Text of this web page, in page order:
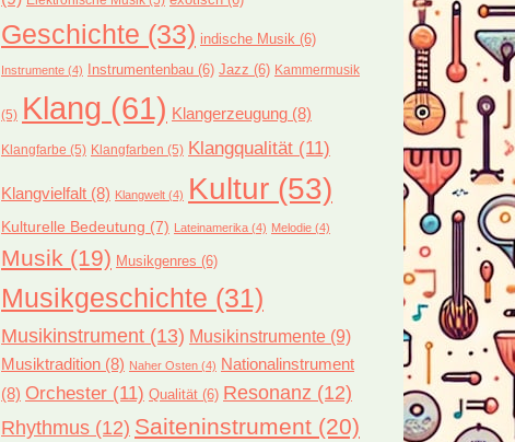
Geschichte (33) indische Musik (6)
Instrumente (4) Instrumentenbau (6) Jazz (6) Kammermusik
(5) Klang (61) Klangerzeugung (8)
Klangfarbe (5) Klangfarben (5) Klangqualität (11)
Klangvielfalt (8) Klangwelt (4) Kultur (53)
Kulturelle Bedeutung (7) Lateinamerika (4) Melodie (4)
Musik (19) Musikgenres (6)
Musikgeschichte (31)
Musikinstrument (13) Musikinstrumente (9)
Musiktradition (8) Naher Osten (4) Nationalinstrument
(8) Orchester (11) Qualität (6) Resonanz (12)
Rhythmus (12) Saiteninstrument (20)